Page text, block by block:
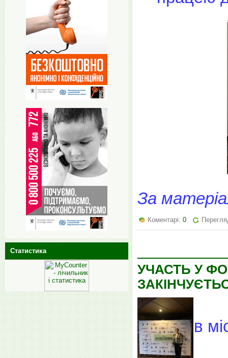
За
Коментарі: 0
УЧАСТЬ У
в
Статистика